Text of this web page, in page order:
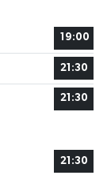
19:00
21:30
21:30
21:30